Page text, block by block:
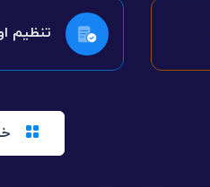
تنظیم